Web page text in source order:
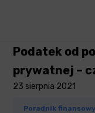
Podatek od
prywatnej –
23 sierpnia 2021
Poradnik finansowy